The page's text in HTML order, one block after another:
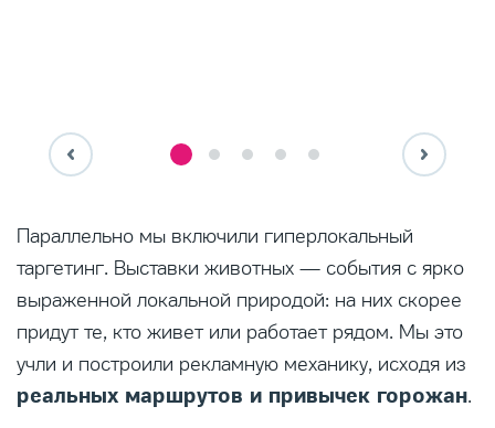
Параллельно мы включили гиперлокальный
таргетинг. Выставки животных — события с ярко
выраженной локальной природой: на них скорее
придут те, кто живет или работает рядом. Мы это
учли и построили рекламную механику, исходя из
реальных маршрутов и привычек горожан.